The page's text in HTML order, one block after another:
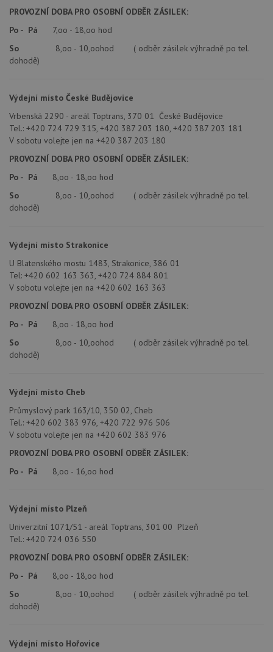
PROVOZNÍ DOBA PRO OSOBNÍ ODBĚR ZÁSILEK:
Po - Pá 7,oo - 18,oo hod
So 8,oo - 10,oohod ( odběr zásilek výhradně po tel.
dohodě)
Výdejní místo České Budějovice
Vrbenská 2290 - areál Toptrans, 370 01 České Budějovice
Tel.: +420 724 729 315, +420 387 203 180, +420 387 203 181
V sobotu volejte jen na +420 387 203 180
PROVOZNÍ DOBA PRO OSOBNÍ ODBĚR ZÁSILEK:
Po - Pá 8,oo - 18,oo hod
So 8,oo - 10,oohod ( odběr zásilek výhradně po tel.
dohodě)
Výdejní místo Strakonice
U Blatenského mostu 1483, Strakonice, 386 01
Tel: +420 602 163 363, +420 724 884 801
V sobotu volejte jen na +420 602 163 363
PROVOZNÍ DOBA PRO OSOBNÍ ODBĚR ZÁSILEK:
Po - Pá 8,oo - 18,oo hod
So 8,oo - 10,oohod ( odběr zásilek výhradně po tel.
dohodě)
Výdejní místo Cheb
Průmyslový park 163/10, 350 02, Cheb
Tel.: +420 602 383 976, +420 722 976 506
V sobotu volejte jen na +420 602 383 976
PROVOZNÍ DOBA PRO OSOBNÍ ODBĚR ZÁSILEK:
Po - Pá 8,oo - 16,oo hod
Výdejní místo Plzeň
Univerzitní 1071/51 - areál Toptrans, 301 00 Plzeň
Tel.: +420 724 036 550
PROVOZNÍ DOBA PRO OSOBNÍ ODBĚR ZÁSILEK:
Po - Pá 8,oo - 18,oo hod
So 8,oo - 10,oohod ( odběr zásilek výhradně po tel.
dohodě)
Výdejní místo Hořovice